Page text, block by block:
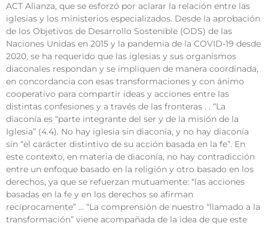
ACT Alianza, que se esforzó por aclarar la relación entre las
iglesias y los ministerios especializados. Desde la aprobación
de los Objetivos de Desarrollo Sostenible (ODS) de las
Naciones Unidas en 2015 y la pandemia de la COVID-19 desde
2020, se ha requerido que las iglesias y sus organismos
diaconales respondan y se impliquen de manera coordinada,
en concordancia con esas transformaciones y con ánimo
cooperativo para compartir ideas y acciones entre las
distintas confesiones y a través de las fronteras . . “La
diaconía es “parte integrante del ser y de la misión de la
Iglesia” (4.4). No hay iglesia sin diaconía, y no hay diaconía
sin “el carácter distintivo de su acción basada en la fe”. En
este contexto, en materia de diaconía, no hay contradicción
entre un enfoque basado en la religión y otro basado en los
derechos, ya que se refuerzan mutuamente: “las acciones
basadas en la fe y en los derechos se afirman
recíprocamente” … “La comprensión de nuestro “llamado a la
transformación” viene acompañada de la idea de que este